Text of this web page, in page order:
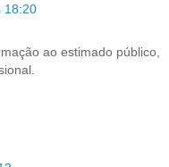
18:20
ao estimado público,